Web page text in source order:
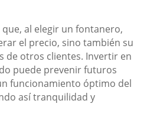
al elegir un fontanero,
el precio, sino también su
de otros clientes. Invertir en
puede prevenir futuros
funcionamiento óptimo del
así tranquilidad y